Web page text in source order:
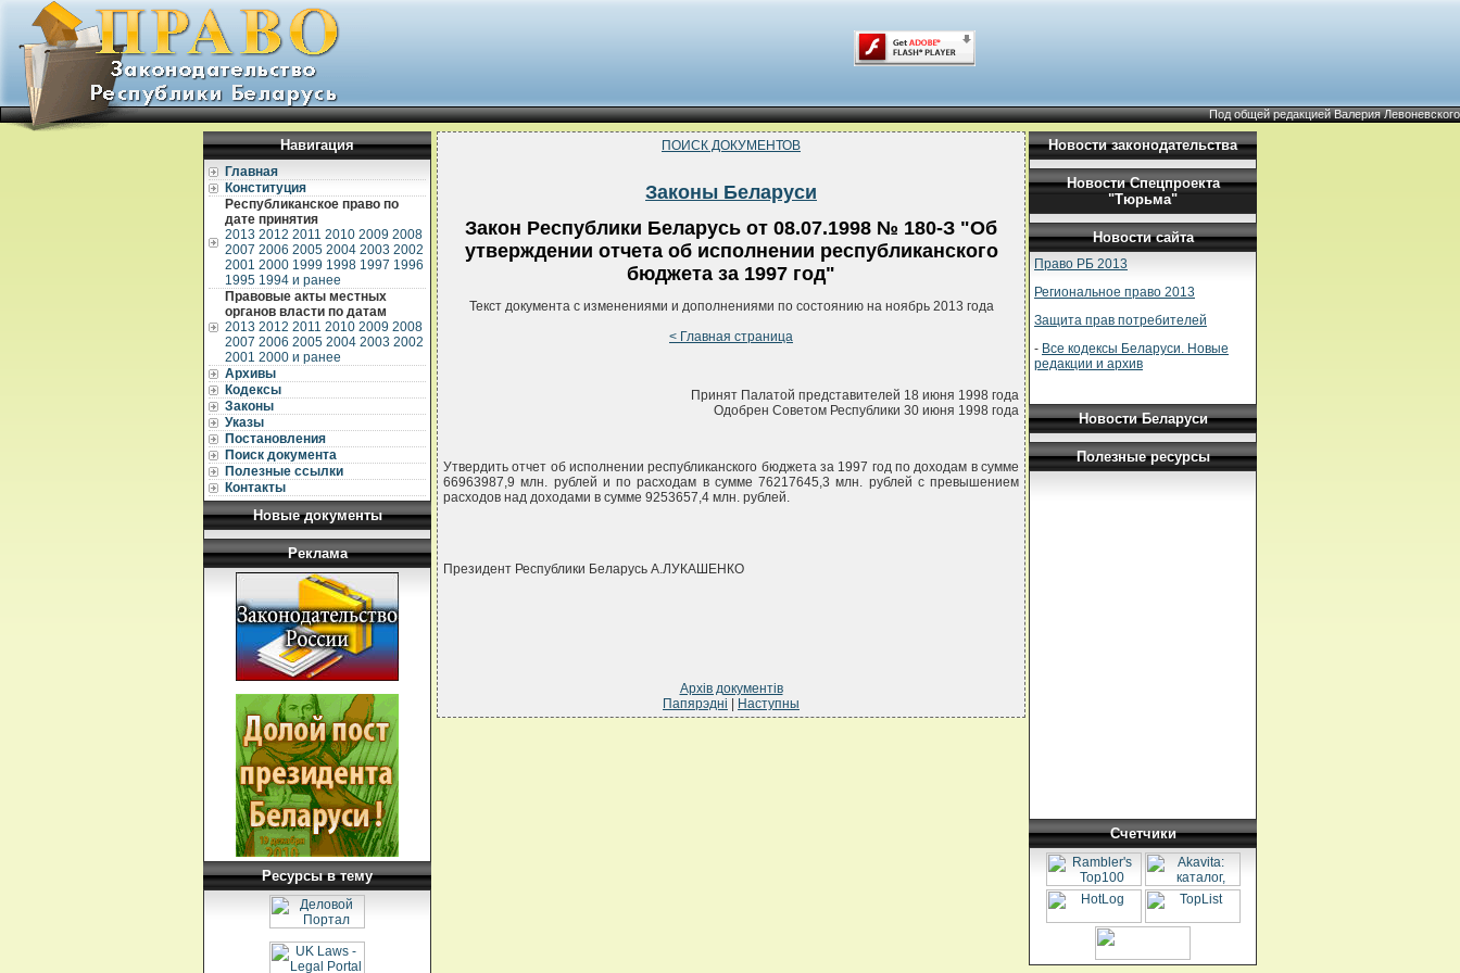
Под общей редакцией Валерия Левоневского
Навигация
Главная
Конституция
Республиканское право по
дате принятия
2013 2012 2011 2010 2009 2008
2007 2006 2005 2004 2003 2002
2001 2000 1999 1998 1997 1996
1995 1994 и ранее
Правовые акты местных
органов власти по датам
2013 2012 2011 2010 2009 2008
2007 2006 2005 2004 2003 2002
2001 2000 и ранее
Архивы
Кодексы
Законы
Указы
Постановления
Поиск документа
Полезные ссылки
Контакты
Новые документы
Реклама
Ресурсы в тему
ПОИСК ДОКУМЕНТОВ
Законы Беларуси
Закон Республики Беларусь от 08.07.1998 № 180-З "Об
утверждении отчета об исполнении республиканского
бюджета за 1997 год"
Текст документа с изменениями и дополнениями по состоянию на ноябрь 2013 года
< Главная страница
Принят Палатой представителей 18 июня 1998 года
Одобрен Советом Республики 30 июня 1998 года
Утвердить отчет об исполнении республиканского бюджета за 1997 год по доходам в сумме
66963987,9 млн. рублей и по расходам в сумме 76217645,3 млн. рублей с превышением
расходов над доходами в сумме 9253657,4 млн. рублей.
Президент Республики Беларусь А.ЛУКАШЕНКО
Архів документів
Папярэдні
Наступны
Новости законодательства
Новости Спецпроекта
"Тюрьма"
Новости сайта
Право РБ 2013
Региональное право 2013
Защита прав потребителей
- Все кодексы Беларуси. Новые
редакции и архив
Новости Беларуси
Полезные ресурсы
Счетчики